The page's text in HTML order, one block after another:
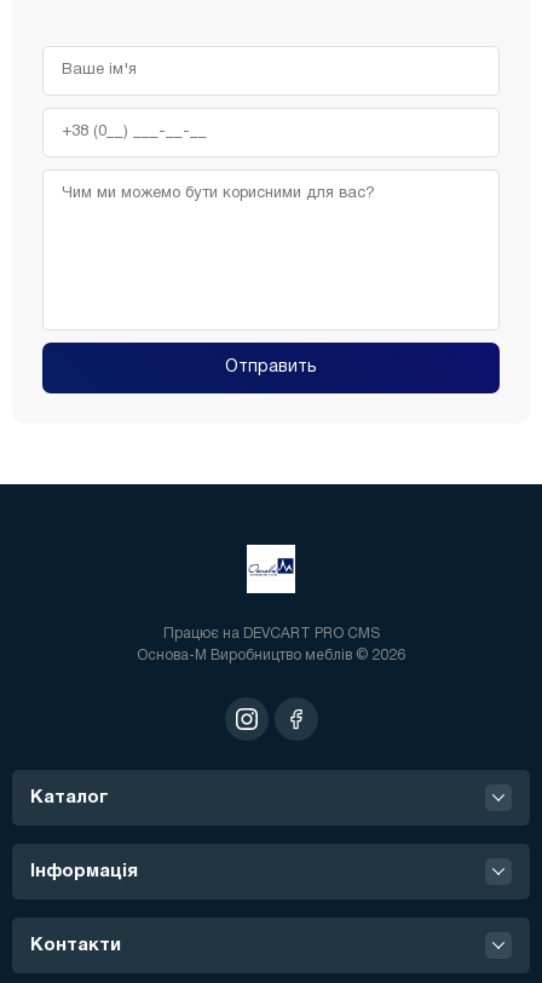
Отправить
Працює на
DEVCART PRO CMS
Основа-М Виробництво меблів © 2026
Каталог
Інформація
Контакти